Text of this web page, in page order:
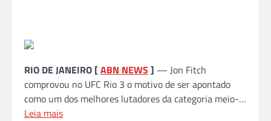
RIO DE JANEIRO [ABN NEWS ] — Jon Fitch
comprovou no UFC Rio 3 o motivo de ser apontado
como um dos melhores lutadores da categoria meio-…
Leia mais